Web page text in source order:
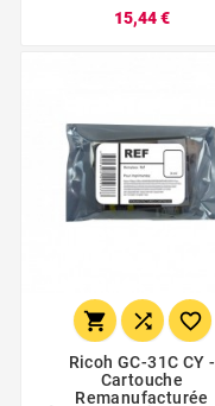
15,44 €
  
Ricoh GC-31C CY -
Cartouche
Remanufacturée